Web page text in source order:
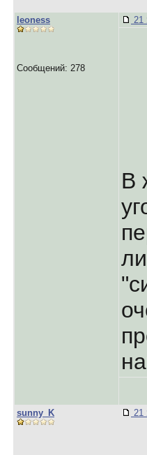
leoness
Сообщений: 278
21
В
sunny_K 21